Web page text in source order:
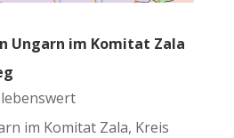
Ungarn im Komitat Zala
lebenswert
im Komitat Zala, Kreis